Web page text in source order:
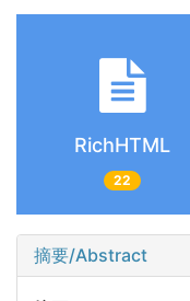
RichHTML
22
摘要/Abstract